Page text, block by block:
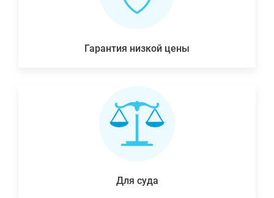
Гарантия низкой цены
Для суда